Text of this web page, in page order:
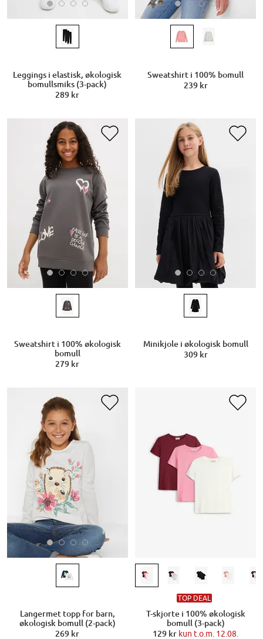
Leggings i elastisk, økologisk
bomullsmiks (3-pack)
289 kr
Sweatshirt i 100% bomull
239 kr
Sweatshirt i 100% økologisk
bomull
279 kr
Minikjole i økologisk bomull
309 kr
Langermet topp for barn,
økologisk bomull (2-pack)
269 kr
TOP DEAL
T-skjorte i 100% økologisk
bomull (3-pack)
129 kr kun t.o.m. 12.08.